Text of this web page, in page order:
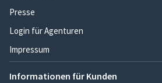
Presse
Login für Agenturen
Impressum
Informationen für Kunden